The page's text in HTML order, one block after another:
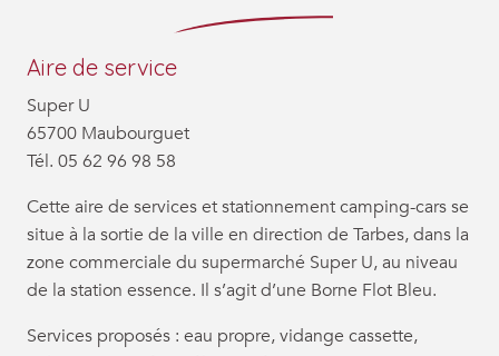
Aire de service
Super U
65700 Maubourguet
Tél. 05 62 96 98 58
Cette aire de services et stationnement camping-cars se
situe à la sortie de la ville en direction de Tarbes, dans la
zone commerciale du supermarché Super U, au niveau
de la station essence. Il s’agit d’une Borne Flot Bleu.
Services proposés : eau propre, vidange cassette,